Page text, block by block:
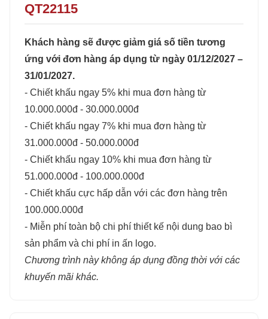
QT22115
Khách hàng sẽ được giảm giá số tiền tương
ứng với đơn hàng áp dụng từ ngày 01/12/2027 –
31/01/2027.
- Chiết khấu ngay 5% khi mua đơn hàng từ
10.000.000đ - 30.000.000đ
- Chiết khấu ngay 7% khi mua đơn hàng từ
31.000.000đ - 50.000.000đ
- Chiết khấu ngay 10% khi mua đơn hàng từ
51.000.000đ - 100.000.000đ
- Chiết khấu cực hấp dẫn với các đơn hàng trên
100.000.000đ
- Miễn phí toàn bộ chi phí thiết kế nội dung bao bì
sản phẩm và chi phí in ấn logo.
Chương trình này không áp dụng đồng thời với các
khuyến mãi khác.